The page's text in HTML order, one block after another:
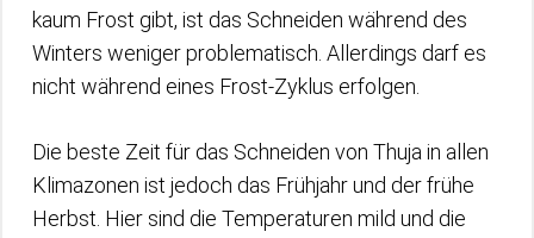
kaum Frost gibt, ist das Schneiden während des
Winters weniger problematisch. Allerdings darf es
nicht während eines Frost-Zyklus erfolgen.
Die beste Zeit für das Schneiden von Thuja in allen
Klimazonen ist jedoch das Frühjahr und der frühe
Herbst. Hier sind die Temperaturen mild und die